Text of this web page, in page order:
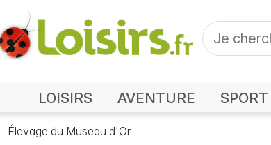
LOISIRS AVENTURE SPORT
Élevage du Museau d'Or